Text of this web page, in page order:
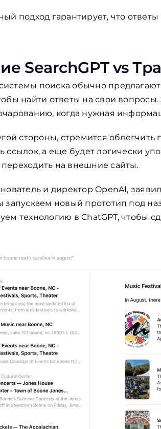
подход гарантирует, что
SearchGPT vs
поиска обычно
найти ответы на свои
когда нужная
стороны, стремится
ссылок, а еще будет логически
на внешние сайты.
и директор OpenAI,
запускаем новый прототип под
технологию в ChatGPT, чтобы